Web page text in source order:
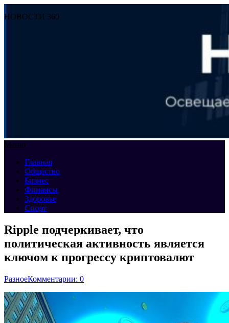
НОВОСТИ 360
Меню
Главная
Общество
Бизнес
Финансы
Здоровье
Спорт
Ripple подчеркивает, что
политическая активность является
ключом к прогрессу криптовалют
РазноеКомментарии: 0